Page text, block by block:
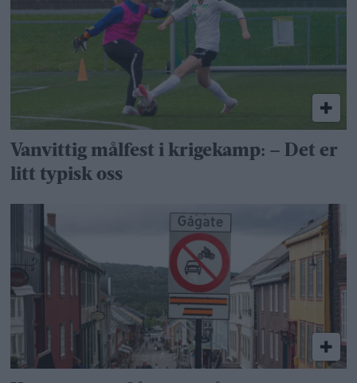
Vanvittig målfest i krigekamp: – Det er
litt typisk oss